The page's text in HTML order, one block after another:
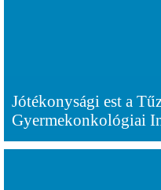
Jótékonysági est a
Gyermekonkológiai